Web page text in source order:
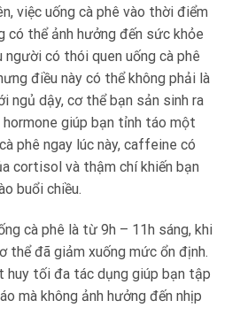
việc uống cà phê vào thời điểm
có thể ảnh hưởng đến sức khỏe
người có thói quen uống cà phê
điều này có thể không phải là
ngủ dậy, cơ thể bạn sản sinh ra
giúp bạn tỉnh táo một
phê ngay lúc này, caffeine có
cortisol và thậm chí khiến bạn
buổi chiều.
cà phê là từ 9h – 11h sáng, khi
thể đã giảm xuống mức ổn định.
huy tối đa tác dụng giúp bạn tập
mà không ảnh hưởng đến nhịp